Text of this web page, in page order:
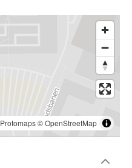
Protomaps©OpenStreetMap